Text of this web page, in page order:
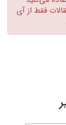
فقط از آی